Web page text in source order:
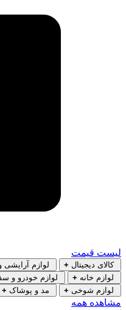
لیست قیمت
کالای دیجیتال + لوازم آرایشی
لوازم خانه + لوازم خودرو و
لوازم شوخی + مد و پوشاک +
مشاهده همه